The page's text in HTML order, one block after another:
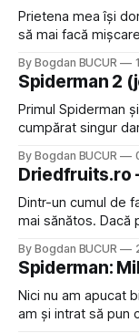
Prietena mea își
să mai facă
sprijini de ele în
ca să o
By Bogdan BUCUR
Spiderman 2
Primul Spiderman
cumpărat singur
serie (mi-a luat
mi-a plăcut și a
By Bogdan BUCUR
Driedfruits.ro
Dintr-un cumul de
mai sănătos. Dacă
îmbunătăți. Nu că am fi mâncat noi foarte nesănătos până
acum. Ne-am
By Bogdan BUCUR
Spiderman:
Nici nu am apucat
am și intrat să pun